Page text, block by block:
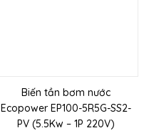
Biến tần bơm nước
Ecopower EP100-5R5G-SS2-
PV (5.5Kw – 1P 220V)